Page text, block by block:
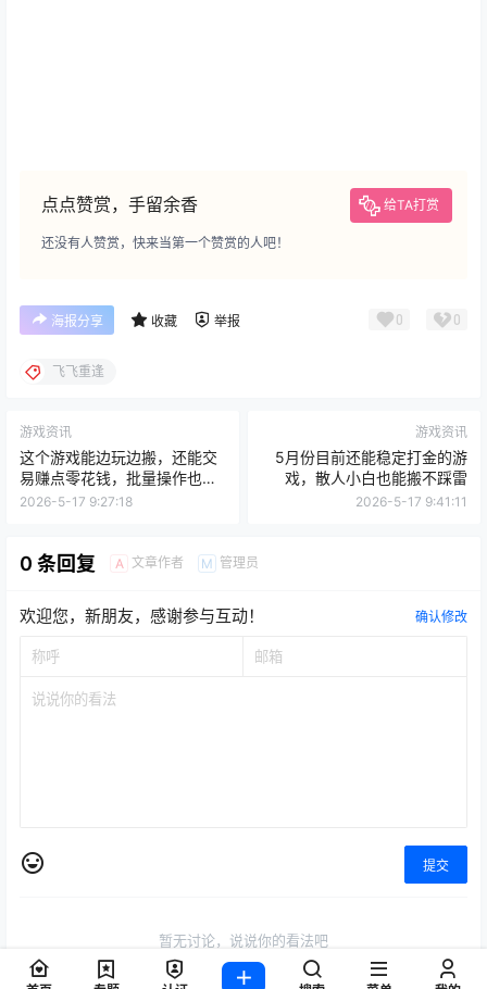
点点赞赏，手留余香 给TA打赏
还没有人赞赏，快来当第一个赞赏的人吧！
海报分享 收藏 举报 0 0
飞飞重逢
游戏资讯
这个游戏能边玩边搬，还能交
易赚点零花钱，批量操作也不
是不行
2026-5-17 9:27:18
游戏资讯
5月份目前还能稳定打金的游
戏，散人小白也能搬不踩雷
2026-5-17 9:41:11
0 条回复 A 文章作者 M 管理员
欢迎您，新朋友，感谢参与互动！ 确认修改
提交
暂无讨论，说说你的看法吧